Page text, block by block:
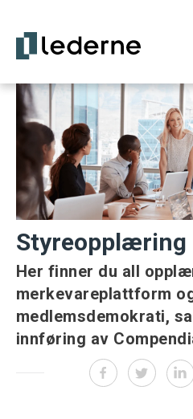
Her finner du all
merkevareplattform
medlemsdemokrati,
innføring av